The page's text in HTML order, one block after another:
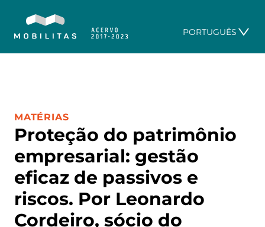
PORTUGUÊS
Proteção do patrimônio
empresarial: gestão
eficaz de passivos e
riscos. Por Leonardo
Cordeiro, sócio do
CATEGORIA:
MATÉRIAS